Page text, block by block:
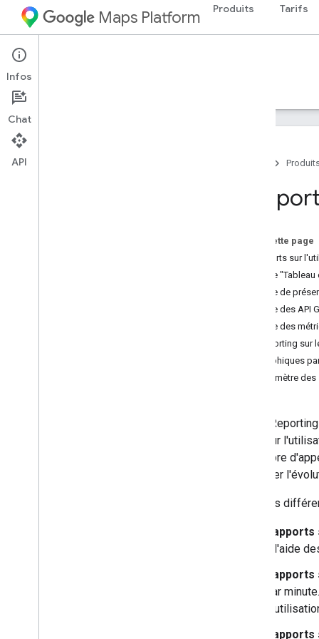
Maps Platform Produits Tarifs
Documentation
Tarifs
Sur cette page
Rapports sur
Page
Page de
Page des API
Page des
Reporting sur
Graphiques
Paramètre
L'outil
base sur
le nombre
surveiller
Voici les
à l'aide
par
Infos
Chat
API